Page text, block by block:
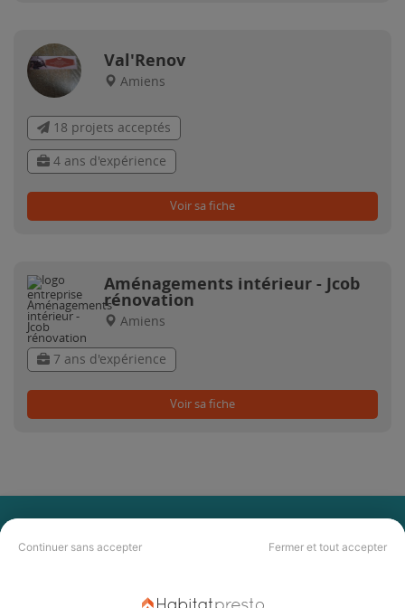
Continuer sans accepter Fermer et tout accepter
Val'Renov
Amiens
18 projets acceptés
4 ans d'expérience
Voir sa fiche
Aménagements intérieur - Jcob
rénovation
Amiens
7 ans d'expérience
Voir sa fiche
PAS LE TEMPS DE
CHERCHER ?